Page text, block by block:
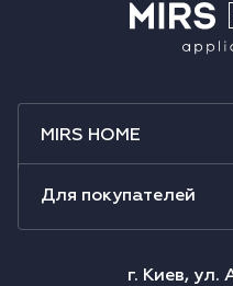
MIRS HOME
Для покупателей
г. Киев, ул.